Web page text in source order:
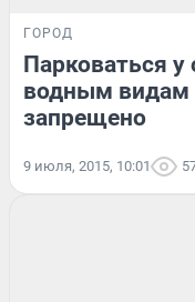
ГОРОД
Парковаться
водным видам
запрещено
9 июля, 2015, 10:01